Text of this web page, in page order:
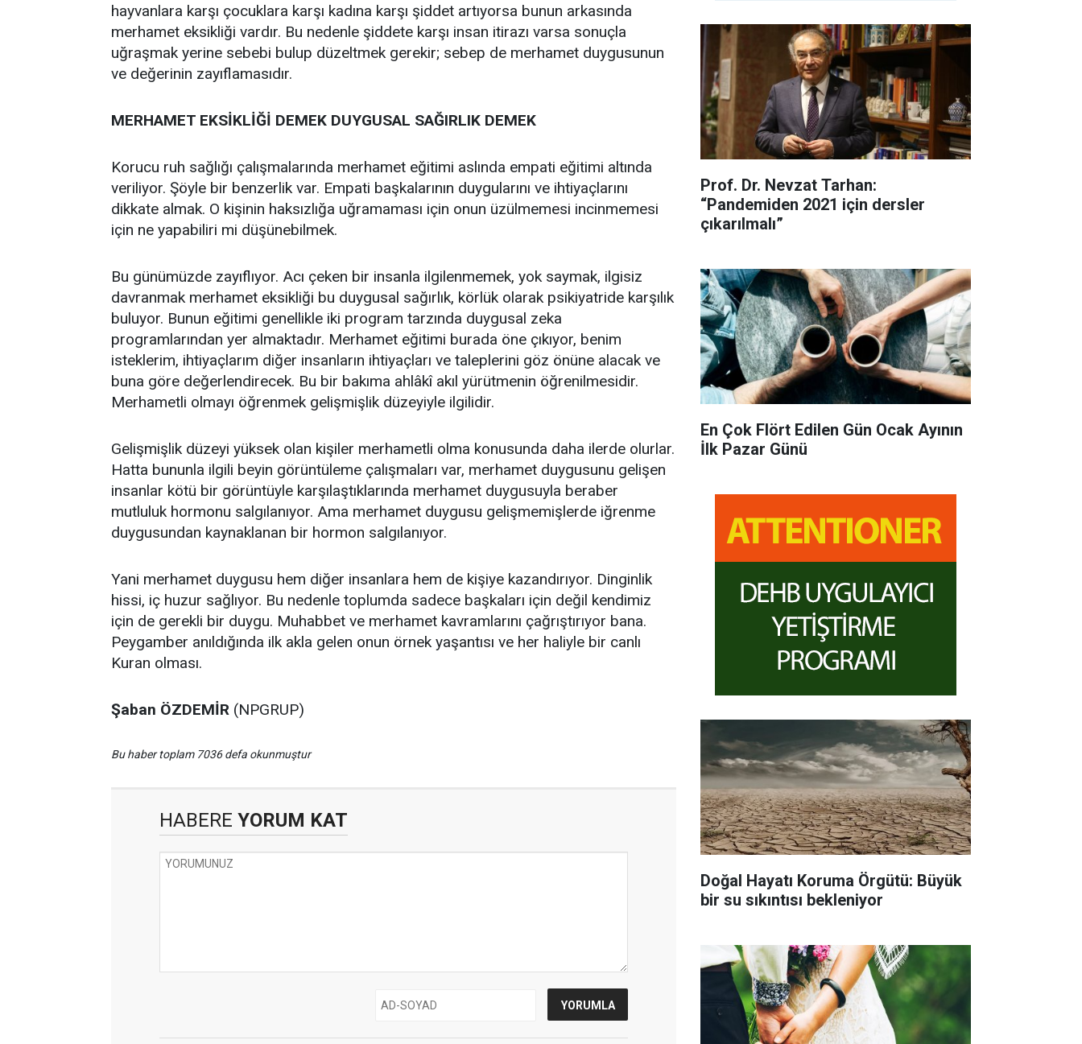
hayvanlara karşı çocuklara karşı kadına karşı şiddet artıyorsa bunun arkasında
merhamet eksikliği vardır. Bu nedenle şiddete karşı insan itirazı varsa sonuçla
uğraşmak yerine sebebi bulup düzeltmek gerekir; sebep de merhamet duygusunun
ve değerinin zayıflamasıdır.
MERHAMET EKSİKLİĞİ DEMEK DUYGUSAL SAĞIRLIK DEMEK
Korucu ruh sağlığı çalışmalarında merhamet eğitimi aslında empati eğitimi altında
veriliyor. Şöyle bir benzerlik var. Empati başkalarının duygularını ve ihtiyaçlarını
dikkate almak. O kişinin haksızlığa uğramaması için onun üzülmemesi incinmemesi
için ne yapabiliri mi düşünebilmek.
Bu günümüzde zayıflıyor. Acı çeken bir insanla ilgilenmemek, yok saymak, ilgisiz
davranmak merhamet eksikliği bu duygusal sağırlık, körlük olarak psikiyatride karşılık
buluyor. Bunun eğitimi genellikle iki program tarzında duygusal zeka
programlarından yer almaktadır. Merhamet eğitimi burada öne çıkıyor, benim
isteklerim, ihtiyaçlarım diğer insanların ihtiyaçları ve taleplerini göz önüne alacak ve
buna göre değerlendirecek. Bu bir bakıma ahlâkî akıl yürütmenin öğrenilmesidir.
Merhametli olmayı öğrenmek gelişmişlik düzeyiyle ilgilidir.
Gelişmişlik düzeyi yüksek olan kişiler merhametli olma konusunda daha ilerde olurlar.
Hatta bununla ilgili beyin görüntüleme çalışmaları var, merhamet duygusunu gelişen
insanlar kötü bir görüntüyle karşılaştıklarında merhamet duygusuyla beraber
mutluluk hormonu salgılanıyor. Ama merhamet duygusu gelişmemişlerde iğrenme
duygusundan kaynaklanan bir hormon salgılanıyor.
Yani merhamet duygusu hem diğer insanlara hem de kişiye kazandırıyor. Dinginlik
hissi, iç huzur sağlıyor. Bu nedenle toplumda sadece başkaları için değil kendimiz
için de gerekli bir duygu. Muhabbet ve merhamet kavramlarını çağrıştırıyor bana.
Peygamber anıldığında ilk akla gelen onun örnek yaşantısı ve her haliyle bir canlı
Kuran olması.
Şaban ÖZDEMİR (NPGRUP)
Bu haber toplam 7036 defa okunmuştur
HABERE YORUM KAT
Prof. Dr. Nevzat Tarhan:
“Pandemiden 2021 için dersler
çıkarılmalı”
En Çok Flört Edilen Gün Ocak Ayının
İlk Pazar Günü
Doğal Hayatı Koruma Örgütü: Büyük
bir su sıkıntısı bekleniyor